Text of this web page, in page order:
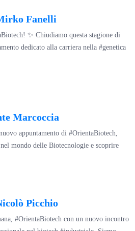
Fanelli
✨ Chiudiamo questa stagione di
dedicato alla carriera nella #genetica
Marcoccia
appuntamento di #OrientaBiotech,
mondo delle Biotecnologie e scoprire
Picchio
#OrientaBiotech con un nuovo incontro